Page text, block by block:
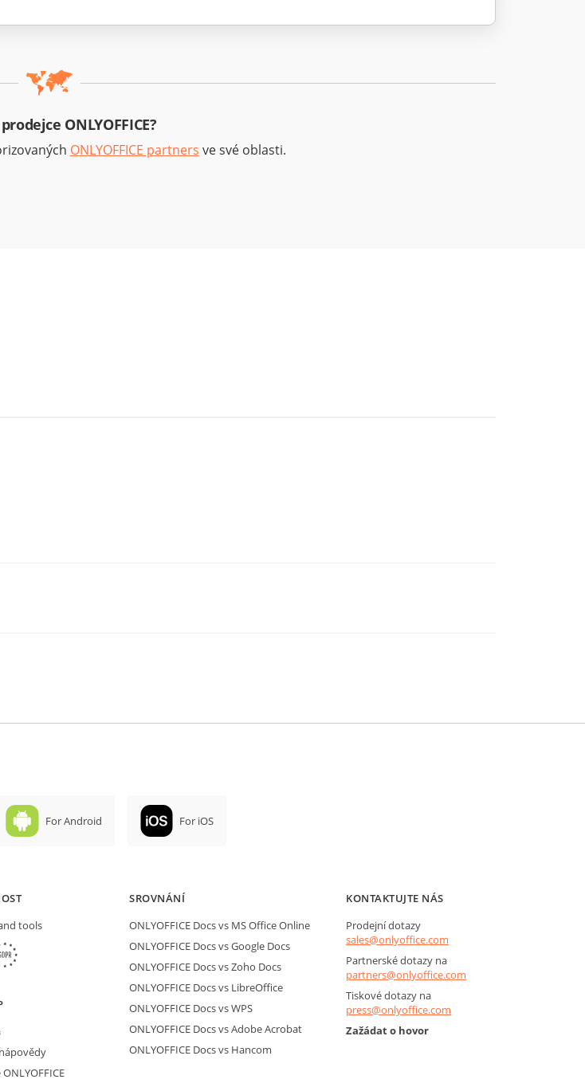
ONLYOFFICE?
ONLYOFFICE partners ve své oblasti.
For Android For iOS
tools
SROVNÁNÍ
ONLYOFFICE Docs vs MS Office Online
ONLYOFFICE Docs vs Google Docs
ONLYOFFICE Docs vs Zoho Docs
ONLYOFFICE Docs vs LibreOffice
ONLYOFFICE Docs vs WPS
ONLYOFFICE Docs vs Adobe Acrobat
ONLYOFFICE Docs vs Hancom
KONTAKTUJTE NÁS
Prodejní dotazy
sales@onlyoffice.com
Partnerské dotazy na
partners@onlyoffice.com
Tiskové dotazy na
press@onlyoffice.com
Zažádat o hovor